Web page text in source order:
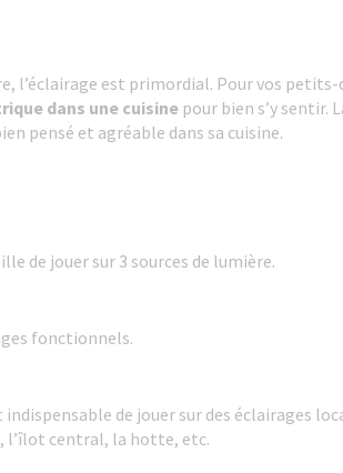
l’éclairage est primordial. Pour vos
dans une cuisine pour bien s’y sentir.
pensé et agréable dans sa cuisine.
de jouer sur 3 sources de lumière.
fonctionnels.
de jouer sur des éclairages
l’îlot central, la hotte, etc.